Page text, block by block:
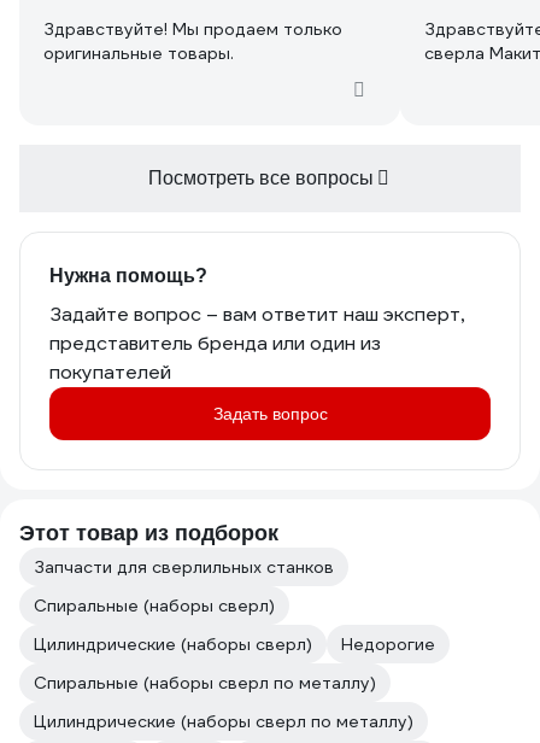
Здравствуйте! Мы продаем только
оригинальные товары.
сверла
Посмотреть все вопросы
Нужна помощь?
Задайте вопрос – вам ответит наш эксперт,
представитель бренда или один из
покупателей
Задать вопрос
Этот товар из подборок
Запчасти для сверлильных станков
Спиральные (наборы сверл)
Цилиндрические (наборы сверл)
Недорогие
Спиральные (наборы сверл по металлу)
Цилиндрические (наборы сверл по металлу)